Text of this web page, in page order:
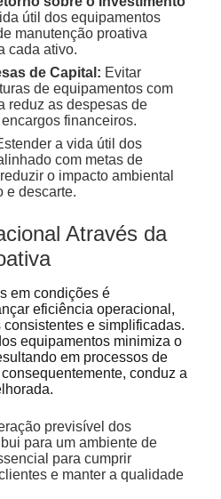
útil dos equipamentos
manutenção proativa
cada ativo.
de Capital: Evitar
de equipamentos com
reduz as despesas de
financeiros.
a vida útil dos
com metas de
o impacto ambiental
e descarte.
Através da
em condições é
eficiência operacional,
e simplificadas.
equipamentos minimiza o
em processos de
conduz a
previsível dos
para um ambiente de
para cumprir
e manter a qualidade